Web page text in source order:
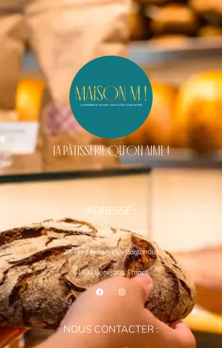
LA PÂTISSERIE QU'ON AIME !
ADRESSE :
Le Laboratoire Culinaire
29, Bis Chemin des Barcanous
64800 Bénéjacq, France
NOUS CONTACTER :